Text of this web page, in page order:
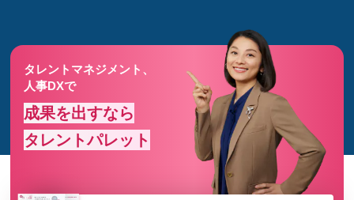
タレントマネジメント、
人事DXで
成果を出すなら
タレントパレット